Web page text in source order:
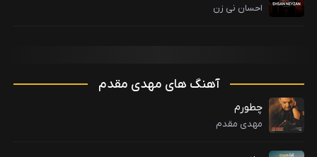
احسان نی زن
آهنگ های مهدی مقدم
چطورم
مهدی مقدم